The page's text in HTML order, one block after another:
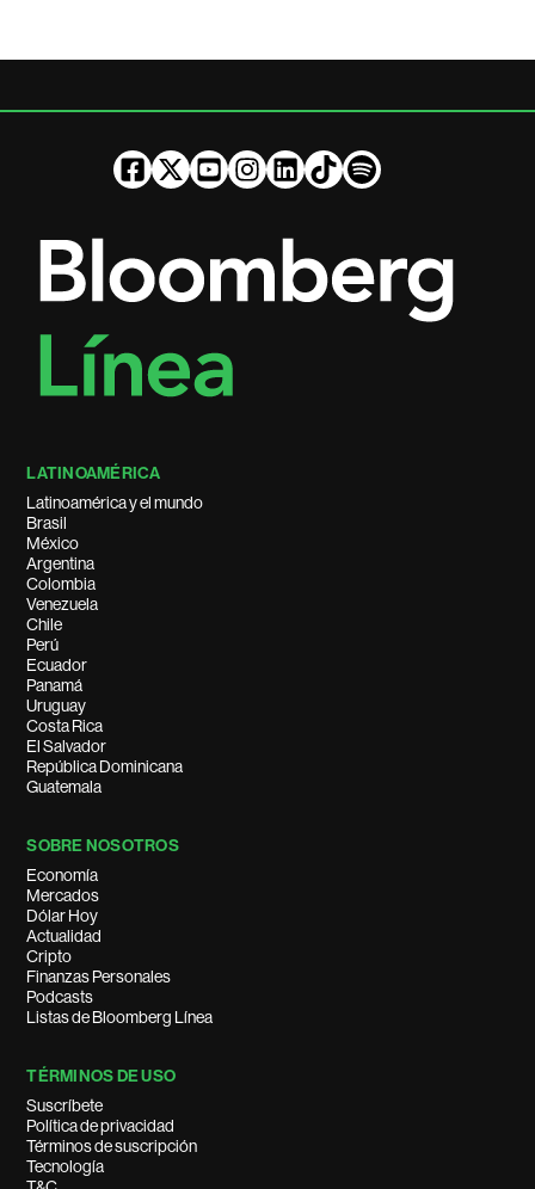
LATINOAMÉRICA
Latinoamérica y el mundo
Brasil
México
Argentina
Colombia
Venezuela
Chile
Perú
Ecuador
Panamá
Uruguay
Costa Rica
El Salvador
República Dominicana
Guatemala
SOBRE NOSOTROS
Economía
Mercados
Dólar Hoy
Actualidad
Cripto
Finanzas Personales
Podcasts
Listas de Bloomberg Línea
TÉRMINOS DE USO
Suscríbete
Política de privacidad
Términos de suscripción
Tecnología